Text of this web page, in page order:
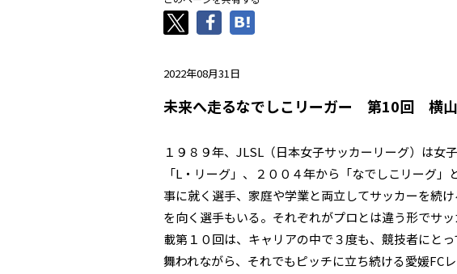
2022年08月31日
未来へ走るなでしこリーガー 第10回 横山
１９８９年、JLSL（日本女子サッカーリーグ）は女
「L・リーグ」、２００４年から「なでしこリーグ
事に就く選手、家庭や学業と両立してサッカーを続
を向く選手もいる。それぞれがプロとは違う形でサ
載第１０回は、キャリアの中で３度も、競技者にと
舞われながら、それでもピッチに立ち続ける愛媛FC